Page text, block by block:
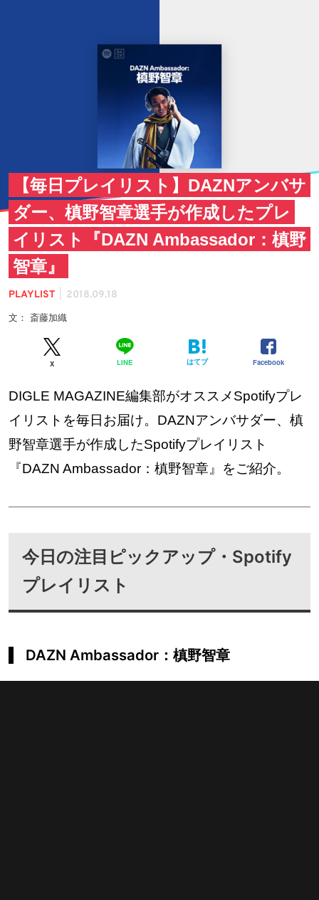
【毎日プレイリスト】DAZNアンバサ
ダー、槙野智章選手が作成したプレ
イリスト『DAZN Ambassador：槙野
智章』
PLAYLIST 2018.09.18
文： 斎藤加織
X LINE はてブ Facebook
DIGLE MAGAZINE編集部がオススメSpotifyプレ
イリストを毎日お届け。DAZNアンバサダー、槙
野智章選手が作成したSpotifyプレイリスト
『DAZN Ambassador：槙野智章』をご紹介。
今日の注目ピックアップ・Spotify
プレイリスト
DAZN Ambassador：槙野智章